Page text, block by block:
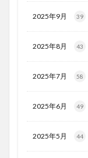
2025年9月 39
2025年8月 43
2025年7月 58
2025年6月 49
2025年5月 44